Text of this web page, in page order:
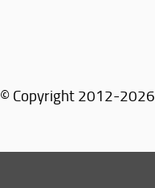
© Copyright 2012-